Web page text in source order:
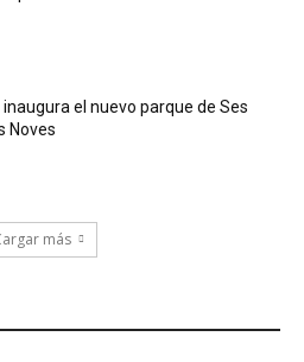
el nuevo parque de Ses
Noves
más